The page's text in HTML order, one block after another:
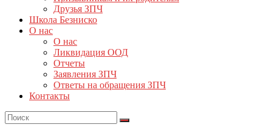
Друзья ЗПЧ
Школа Безниско
О нас
О нас
Ликвидация ООД
Отчеты
Заявления ЗПЧ
Ответы на обращения ЗПЧ
Контакты